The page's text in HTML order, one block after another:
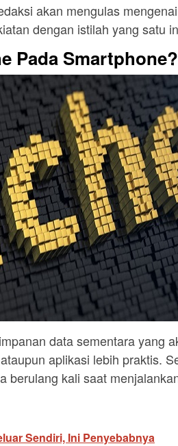
akan mengulas
dengan istilah yang satu
Pada Smartphone?
data sementara yang
aplikasi lebih praktis.
berulang kali saat
Sendiri, Ini Penyebabnya